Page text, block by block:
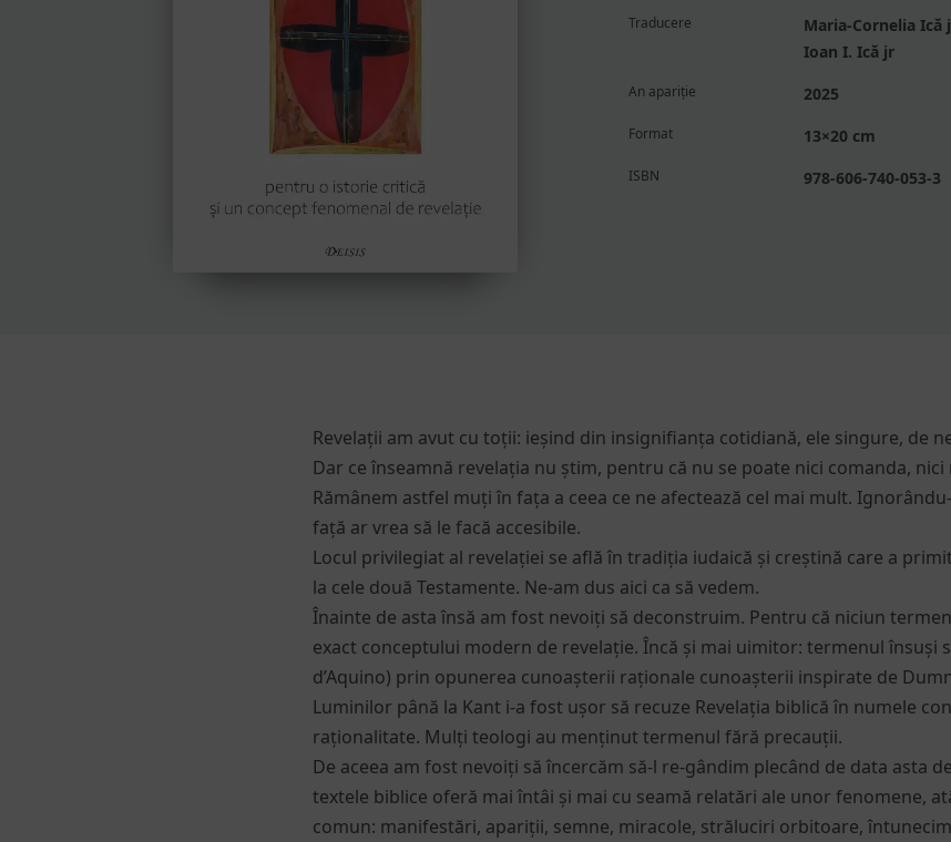
Traducere
Maria-Cornelia Ică
Ioan I. Ică jr
An apariție 2025
Format 13×20 cm
ISBN 978-606-740-053-3
Revelații am avut cu toții: ieșind din insignifianța cotidiană, ele singure, de
Dar ce înseamnă revelația nu știm, pentru că nu se poate nici comanda,
Rămânem astfel muți în fața a ceea ce ne afectează cel mai mult.
față ar vrea să le facă accesibile.
Locul privilegiat al revelației se află în tradiția iudaică și creștină care a
la cele două Testamente. Ne-am dus aici ca să vedem.
Înainte de asta însă am fost nevoiți să deconstruim. Pentru că niciun
exact conceptului modern de revelație. Încă și mai uimitor: termenul însuși
d’Aquino) prin opunerea cunoașterii raționale cunoașterii inspirate de
Luminilor până la Kant i-a fost ușor să recuze Revelația biblică în numele
raționalitate. Mulți teologi au menținut termenul fără precauții.
De aceea am fost nevoiți să încercăm să-l re-gândim plecând de data asta
textele biblice oferă mai întâi și mai cu seamă relatări ale unor fenomene,
comun: manifestări, apariții, semne, miracole, străluciri orbitoare,